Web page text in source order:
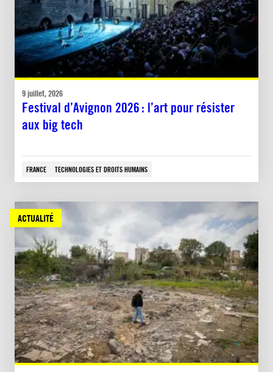
9 juillet, 2026
Festival d’Avignon 2026 : l’art pour résister
aux big tech
FRANCE TECHNOLOGIES ET DROITS HUMAINS
ACTUALITÉ